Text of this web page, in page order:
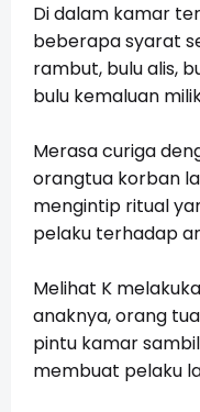
Di dalam kamar
beberapa syarat
rambut, bulu alis,
bulu kemaluan
Merasa curiga
orangtua korban
mengintip ritual
pelaku terhadap
Melihat K
anaknya, orang
pintu kamar
membuat pelaku